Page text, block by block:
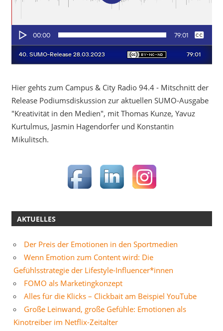
Hier gehts zum Campus & City Radio 94.4 - Mitschnitt der
Release Podiumsdiskussion zur aktuellen SUMO-Ausgabe
"Kreativität in den Medien", mit Thomas Kunze, Yavuz
Kurtulmus, Jasmin Hagendorfer und Konstantin
Mikulitsch.
AKTUELLES
Der Preis der Emotionen in den Sportmedien
Wenn Emotion zum Content wird: Die
Gefühlsstrategie der Lifestyle-Influencer*innen
FOMO als Marketingkonzept
Alles für die Klicks – Clickbait am Beispiel YouTube
Große Leinwand, große Gefühle: Emotionen als
Kinotreiber im Netflix-Zeitalter